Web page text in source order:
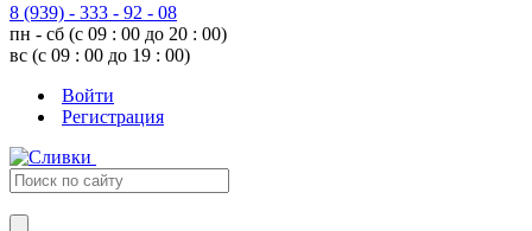
8 (939) - 333 - 92 - 08
пн - сб (с 09 : 00 до 20 : 00)
вс (с 09 : 00 до 19 : 00)
Войти
Регистрация